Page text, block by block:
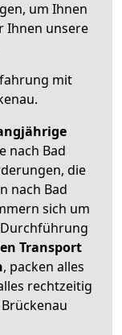
um Ihnen
Ihnen unsere
mit
.
nach Bad
die
nach Bad
sich um
Transport
, packen alles
rechtzeitig